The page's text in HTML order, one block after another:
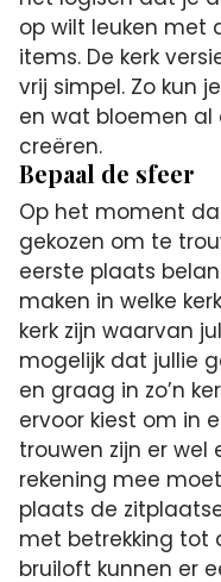
op wilt leuken met
items. De kerk
vrij simpel. Zo kun
en wat bloemen al
creëren.
Bepaal de sfeer
Op het moment
gekozen om te
eerste plaats
maken in welke
kerk zijn waarvan
mogelijk dat jullie
en graag in zo’n
ervoor kiest om in
trouwen zijn er wel
rekening mee
plaats de
met betrekking tot
bruiloft kunnen er